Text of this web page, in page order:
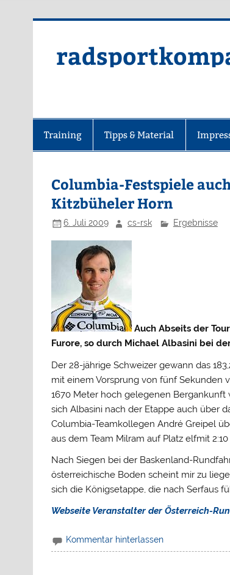
Training Tipps & Material
Columbia-Festspiele
Kitzbüheler Horn
6. Juli 2009 cs-rsk Ergebnisse
Auch Abseits der
Furore, so durch Michael Albasini bei
Der 28-jährige Schweizer gewann das
mit einem Vorsprung von fünf Sekunden
1670 Meter hoch gelegenen Bergankunft
sich Albasini nach der Etappe auch über
Columbia-Teamkollegen André Greipel
aus dem Team Milram auf Platz elfmit
Nach Siegen bei der Baskenland-
österreichische Boden scheint mir zu
sich die Königsetappe, die nach Serfaus
Webseite Veranstalter der Österreich-
Kommentar hinterlassen